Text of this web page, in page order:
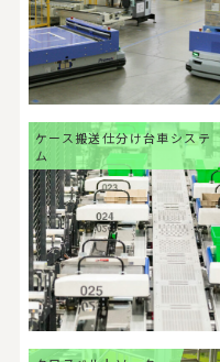
ケース搬送仕分け台車システ
ム